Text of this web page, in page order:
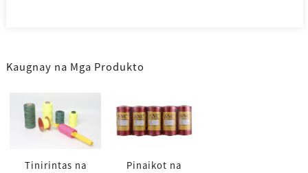
Kaugnay na Mga Produkto
Tinirintas na
Pinaikot na